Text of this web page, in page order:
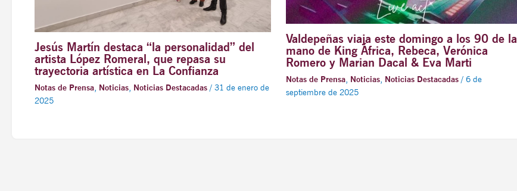
Jesús Martín destaca “la personalidad” del
artista López Romeral, que repasa su
trayectoria artística en La Confianza
Notas de Prensa, Noticias, Noticias Destacadas/ 31 de enero de
2025
Valdepeñas viaja este domingo a los 90 de la
mano de King África, Rebeca, Verónica
Romero y Marian Dacal & Eva Marti
Notas de Prensa, Noticias, Noticias Destacadas/ 6 de
septiembre de 2025